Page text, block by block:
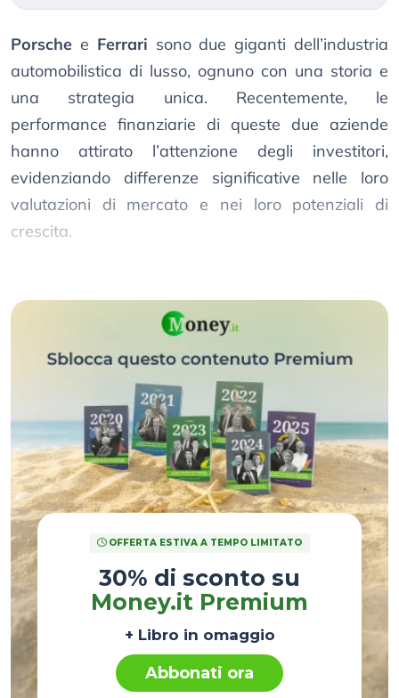
Porsche e Ferrari sono due giganti dell’industria
automobilistica di lusso, ognuno con una storia e
una strategia unica. Recentemente, le
performance finanziarie di queste due aziende
hanno attirato l’attenzione degli investitori,
evidenziando differenze significative nelle loro
valutazioni di mercato e nei loro potenziali di
crescita.
OFFERTA ESTIVA A TEMPO LIMITATO
30% di sconto su
Money.it Premium
+ Libro in omaggio
Abbonati ora